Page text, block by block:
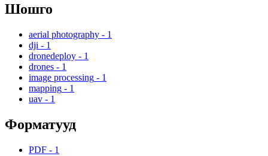
Шошго
aerial photography - 1
dji - 1
dronedeploy - 1
drones - 1
image processing - 1
mapping - 1
uav - 1
Форматууд
PDF - 1